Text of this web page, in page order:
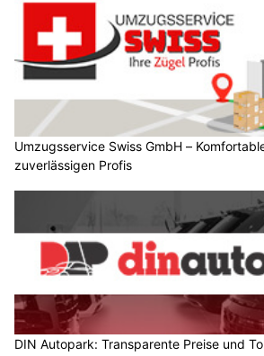
Umzugsservice Swiss GmbH –
zuverlässigen Profis
DIN Autopark: Transparente Preise und